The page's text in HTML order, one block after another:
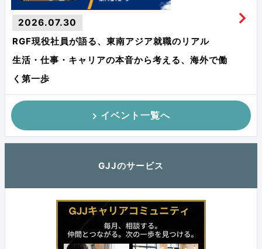
2026.07.30
RGF現役社員が語る、東南アジア就職のリアル
生活・仕事・キャリアの本音から考える、海外で働
く第一歩
イベント一覧へ
GJJのサービス